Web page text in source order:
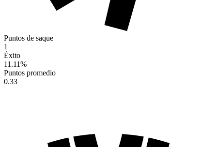
Puntos de saque
1
Éxito
11.11%
Puntos promedio
0.33